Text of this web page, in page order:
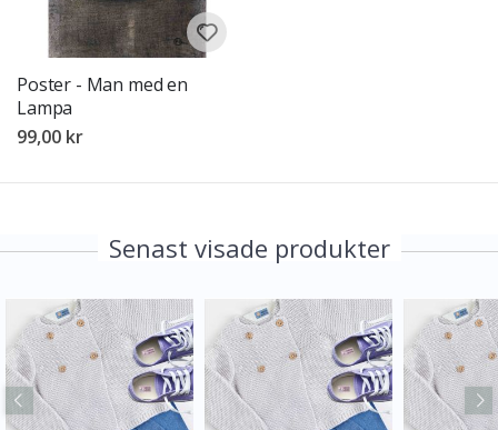
Poster - Man med en
Lampa
99,00 kr
Senast visade produkter